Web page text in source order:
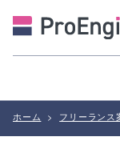
ホーム > フリーランス